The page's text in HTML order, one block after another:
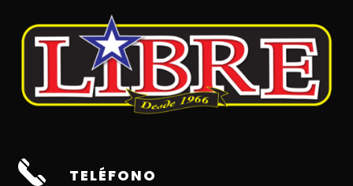
TELÉFONO